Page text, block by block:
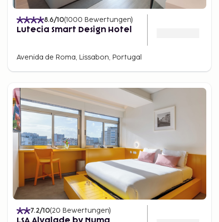
8.6/10(1000 Bewertungen)
Lutecia Smart Design Hotel
Avenida de Roma, Lissabon, Portugal
7.2/10(20 Bewertungen)